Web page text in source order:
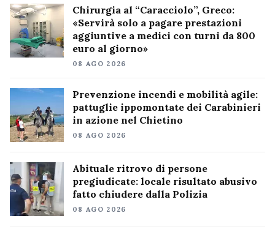
Chirurgia al “Caracciolo”, Greco:
«Servirà solo a pagare prestazioni
aggiuntive a medici con turni da 800
euro al giorno»
08 AGO 2026
Prevenzione incendi e mobilità agile:
pattuglie ippomontate dei Carabinieri
in azione nel Chietino
08 AGO 2026
Abituale ritrovo di persone
pregiudicate: locale risultato abusivo
fatto chiudere dalla Polizia
08 AGO 2026